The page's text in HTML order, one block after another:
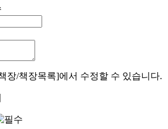
장/책장목록]에서 수정할 수 있습니다.